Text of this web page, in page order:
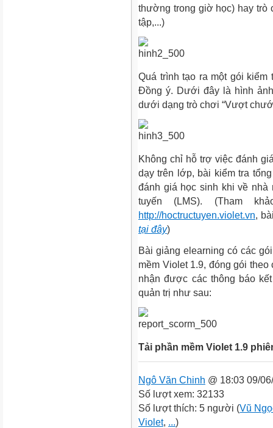
thường trong giờ học) hay trò
tập,...)
Quá trình tạo ra một gói
Đồng ý. Dưới đây là hình
dưới dạng trò chơi “Vượt
Không chỉ hỗ trợ việc đánh
dạy trên lớp, bài kiểm tra
đánh giá học sinh khi về
tuyến (LMS). (Tham
http://hoctructuyen.violet.vn,
tại đây)
Bài giảng elearning có các
mềm Violet 1.9, đóng gói
nhận được các thông báo
quản trị như sau:
Tải phần mềm Violet 1.9
Ngô Văn Chinh @ 18:03 09/
Số lượt xem: 32133
Số lượt thích: 5 người (Vũ
Violet, ...)